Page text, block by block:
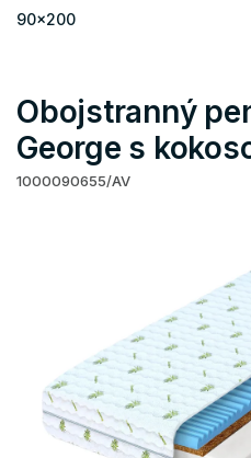
90x200
Obojstranný
George s
1000090655/AV